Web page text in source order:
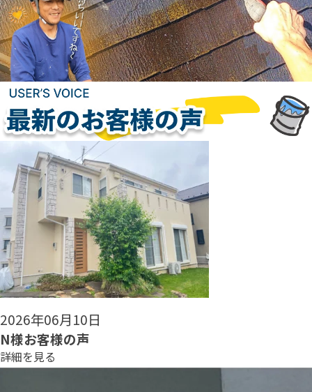
2026年06月08日
N様お客様の声
詳細を見る